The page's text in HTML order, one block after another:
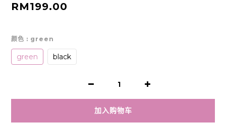
RM199.00
颜色 : green
green black
加入购物车